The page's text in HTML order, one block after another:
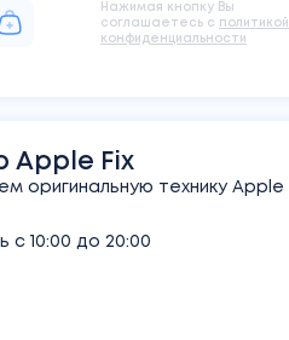
Нажимая кнопку Вы
соглашаетесь с политикой
конфиденциальности
Apple Fix
оригинальную технику Apple
10:00 до 20:00